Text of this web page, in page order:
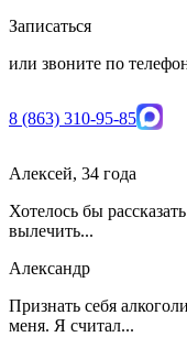
Записаться
или звоните по
8 (863) 310-95-85
Алексей, 34 года
Хотелось бы
вылечить...
Александр
Признать себя
меня. Я считал...